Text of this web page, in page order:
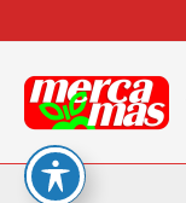
al
contenido